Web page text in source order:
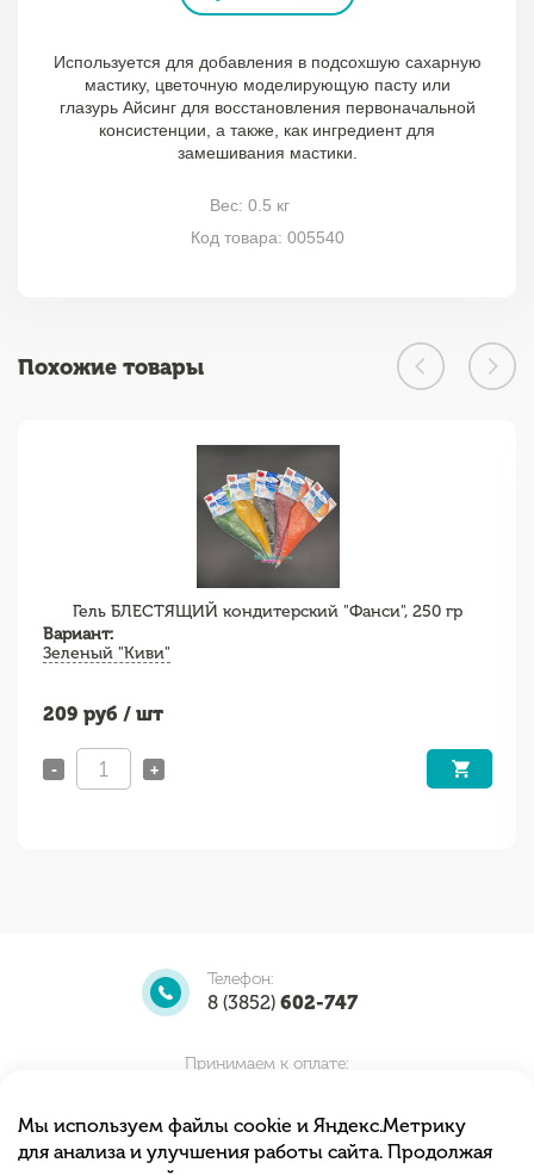
Используется для добавления в подсохшую сахарную
мастику, цветочную моделирующую пасту или
глазурь Айсинг для восстановления первоначальной
консистенции, а также, как ингредиент для
замешивания мастики.
Вес: 0.5 кг
Код товара: 005540
Похожие товары
Гель БЛЕСТЯЩИЙ кондитерский "Фанси", 250 гр
Вариант:
Зеленый "Киви"
209 руб / шт
- +
Телефон:
8 (3852) 602-747
Принимаем к оплате:
Мы используем файлы cookie и Яндекс.Метрику
для анализа и улучшения работы сайта. Продолжая